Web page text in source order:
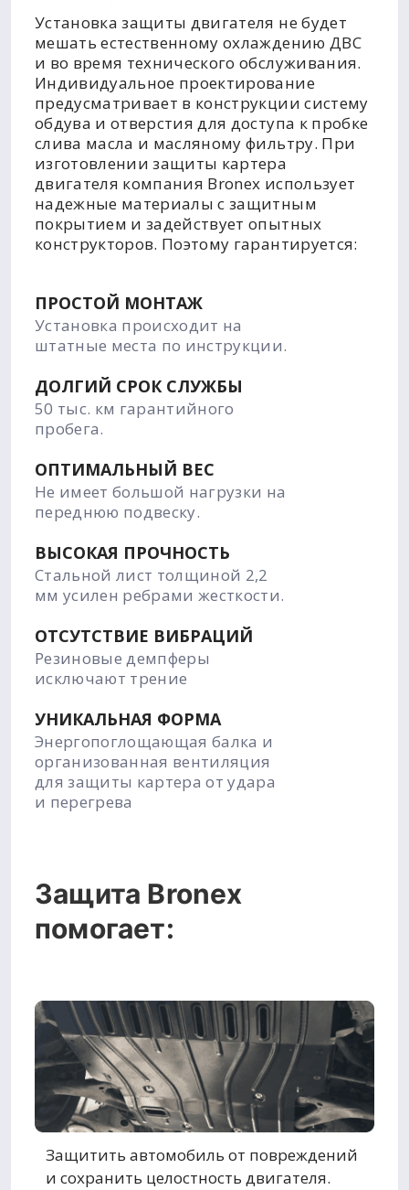
Установка защиты двигателя не будет
мешать естественному охлаждению ДВС
и во время технического обслуживания.
Индивидуальное проектирование
предусматривает в конструкции систему
обдува и отверстия для доступа к пробке
слива масла и масляному фильтру. При
изготовлении защиты картера
двигателя компания Bronex использует
надежные материалы с защитным
покрытием и задействует опытных
конструкторов. Поэтому гарантируется:
ПРОСТОЙ МОНТАЖ
Установка происходит на
штатные места по инструкции.
ДОЛГИЙ СРОК СЛУЖБЫ
50 тыс. км гарантийного
пробега.
ОПТИМАЛЬНЫЙ ВЕС
Не имеет большой нагрузки на
переднюю подвеску.
ВЫСОКАЯ ПРОЧНОСТЬ
Стальной лист толщиной 2,2
мм усилен ребрами жесткости.
ОТСУТСТВИЕ ВИБРАЦИЙ
Резиновые демпферы
исключают трение
УНИКАЛЬНАЯ ФОРМА
Энергопоглощающая балка и
организованная вентиляция
для защиты картера от удара
и перегрева
Защита Bronex
помогает:
Защитить автомобиль от повреждений
и сохранить целостность двигателя.